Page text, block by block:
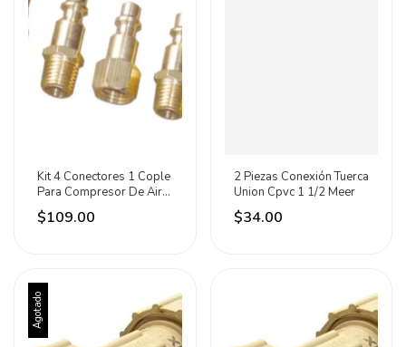
Kit 4 Conectores 1 Cople
Para Compresor De Aire
Lion Tools
$109.00
2 Piezas Conexión Tuerca
Union Cpvc 1 1/2 Meer
$34.00
Agotado